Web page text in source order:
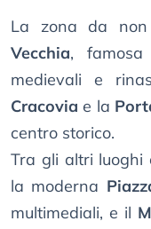
La zona da
Vecchia,
medievali e
Cracovia e la
centro storico.
Tra gli altri luoghi
la moderna
multimediali, e il